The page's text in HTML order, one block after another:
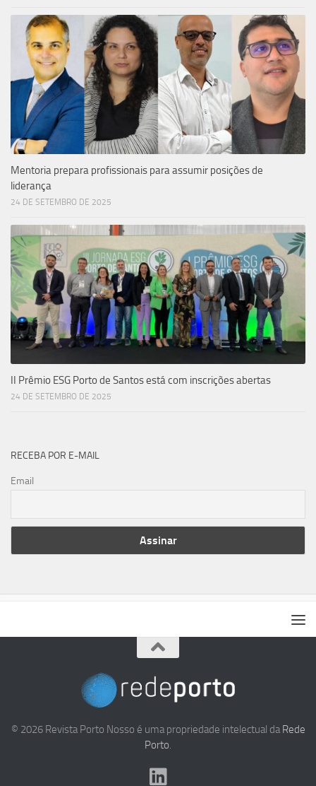
Mentoria prepara profissionais para assumir posições de
liderança
24 DE SETEMBRO DE 2025
II Prêmio ESG Porto de Santos está com inscrições abertas
24 DE SETEMBRO DE 2025
RECEBA POR E-MAIL
Email
© 2026 Revista Porto Nosso é uma propriedade intelectual daRede
Porto.